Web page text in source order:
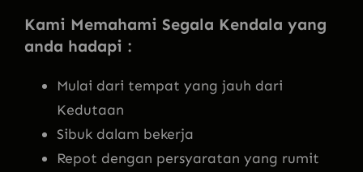
Kami Memahami Segala Kendala yang
anda hadapi :
Mulai dari tempat yang jauh dari
Kedutaan
Sibuk dalam bekerja
Repot dengan persyaratan yang rumit